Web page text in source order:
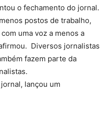
o fechamento do jornal.
postos de trabalho,
uma voz a menos a
Diversos jornalistas
fazem parte da
lançou um